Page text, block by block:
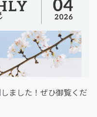
ました！ぜひ御覧くだ